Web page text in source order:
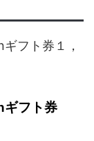
フト券１，
ギフト券